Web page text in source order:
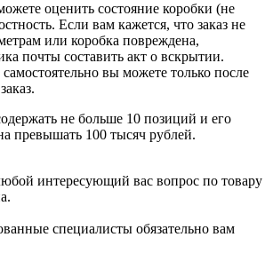
оценить состояние коробки (не
Если вам кажется, что заказ не
или коробка повреждена,
почты составить акт о вскрытии.
вы можете только после
не больше 10 позиций и его
превышать 100 тысяч рублей.
интересующий вас вопрос по товару
специалисты обязательно вам